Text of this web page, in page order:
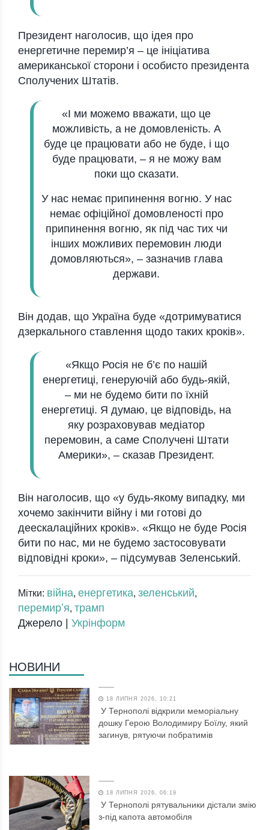
Президент наголосив, що ідея про
енергетичне перемир’я – це ініціатива
американської сторони і особисто президента
Сполучених Штатів.
«І ми можемо вважати, що це
можливість, а не домовленість. А
буде це працювати або не буде, і що
буде працювати, – я не можу вам
поки що сказати.
У нас немає припинення вогню. У нас
немає офіційної домовленості про
припинення вогню, як під час тих чи
інших можливих перемовин люди
домовляються», – зазначив глава
держави.
Він додав, що Україна буде «дотримуватися
дзеркального ставлення щодо таких кроків».
«Якщо Росія не б’є по нашій
енергетиці, генеруючій або будь-якій,
– ми не будемо бити по їхній
енергетиці. Я думаю, це відповідь, на
яку розраховував медіатор
перемовин, а саме Сполучені Штати
Америки», – сказав Президент.
Він наголосив, що «у будь-якому випадку, ми
хочемо закінчити війну і ми готові до
деескалаційних кроків». «Якщо не буде Росія
бити по нас, ми не будемо застосовувати
відповідні кроки», – підсумував Зеленський.
Мітки: війна, енергетика, зеленський,
перемирʼя, трамп
Джерело | Укрінформ
НОВИНИ
18 ЛИПНЯ 2026, 10:21
У Тернополі відкрили меморіальну
дошку Герою Володимиру Боїлу, який
загинув, рятуючи побратимів
18 ЛИПНЯ 2026, 06:19
У Тернополі рятувальники дістали змію
з-під капота автомобіля